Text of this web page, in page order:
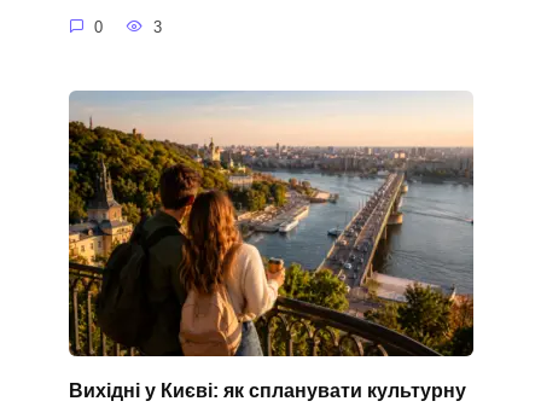
0 3
Вихідні у Києві: як спланувати культурну